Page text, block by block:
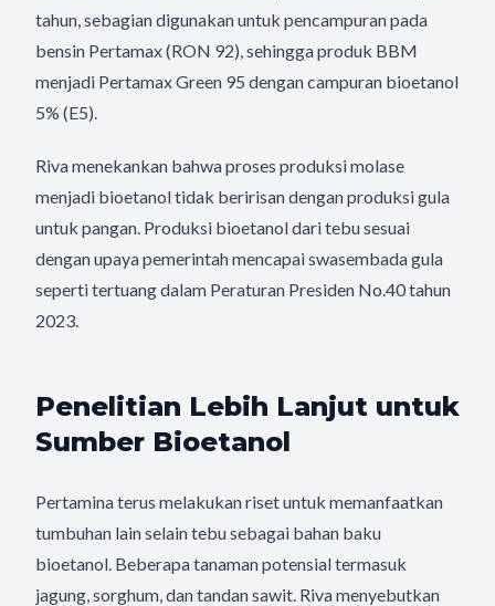
tahun, sebagian digunakan untuk pencampuran pada
bensin Pertamax (RON 92), sehingga produk BBM
menjadi Pertamax Green 95 dengan campuran bioetanol
5% (E5).
Riva menekankan bahwa proses produksi molase
menjadi bioetanol tidak beririsan dengan produksi gula
untuk pangan. Produksi bioetanol dari tebu sesuai
dengan upaya pemerintah mencapai swasembada gula
seperti tertuang dalam Peraturan Presiden No.40 tahun
2023.
Penelitian Lebih Lanjut untuk
Sumber Bioetanol
Pertamina terus melakukan riset untuk memanfaatkan
tumbuhan lain selain tebu sebagai bahan baku
bioetanol. Beberapa tanaman potensial termasuk
jagung, sorghum, dan tandan sawit. Riva menyebutkan